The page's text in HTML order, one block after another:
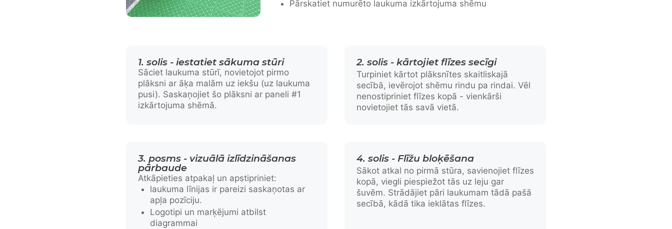
Pārskatiet numurēto laukuma izkārtojuma shēmu
1. solis - iestatiet sākuma stūri
Sāciet laukuma stūrī, novietojot pirmo
plāksni ar āķa malām uz iekšu (uz laukuma
pusi). Saskaņojiet šo plāksni ar paneli #1
izkārtojuma shēmā.
2. solis - kārtojiet flīzes secīgi
Turpiniet kārtot plāksnītes skaitliskajā
secībā, ievērojot shēmu rindu pa rindai. Vēl
nenostipriniet flīzes kopā - vienkārši
novietojiet tās savā vietā.
3. posms - vizuālā izlīdzināšanas
pārbaude
Atkāpieties atpakaļ un apstipriniet:
laukuma līnijas ir pareizi saskaņotas ar
apļa pozīciju.
Logotipi un marķējumi atbilst
diagrammai
4. solis - Flīžu bloķēšana
Sākot atkal no pirmā stūra, savienojiet flīzes
kopā, viegli piespiežot tās uz leju gar
šuvēm. Strādājiet pāri laukumam tādā pašā
secībā, kādā tika ieklātas flīzes.